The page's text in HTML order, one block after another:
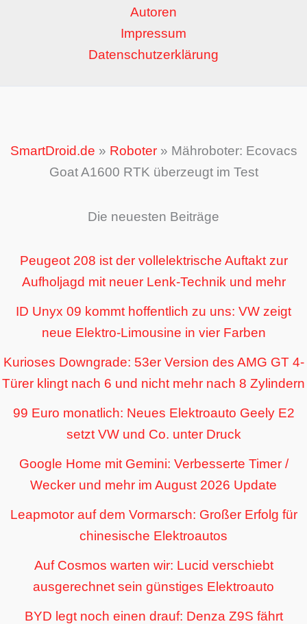
Autoren
Impressum
Datenschutzerklärung
SmartDroid.de » Roboter» Mähroboter: Ecovacs
Goat A1600 RTK überzeugt im Test
Die neuesten Beiträge
Peugeot 208 ist der vollelektrische Auftakt zur
Aufholjagd mit neuer Lenk-Technik und mehr
ID Unyx 09 kommt hoffentlich zu uns: VW zeigt
neue Elektro-Limousine in vier Farben
Kurioses Downgrade: 53er Version des AMG GT 4-
Türer klingt nach 6 und nicht mehr nach 8 Zylindern
99 Euro monatlich: Neues Elektroauto Geely E2
setzt VW und Co. unter Druck
Google Home mit Gemini: Verbesserte Timer /
Wecker und mehr im August 2026 Update
Leapmotor auf dem Vormarsch: Großer Erfolg für
chinesische Elektroautos
Auf Cosmos warten wir: Lucid verschiebt
ausgerechnet sein günstiges Elektroauto
BYD legt noch einen drauf: Denza Z9S fährt